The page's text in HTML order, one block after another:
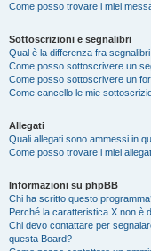
Come posso trovare i miei
Sottoscrizioni e segnalibri
Qual è la differenza fra
Come posso sottoscrivere un
Come posso sottoscrivere un
Come cancello le mie
Allegati
Quali allegati sono ammessi in
Come posso trovare i miei
Informazioni su phpBB
Chi ha scritto questo
Perché la caratteristica X non è
Chi devo contattare per
questa Board?